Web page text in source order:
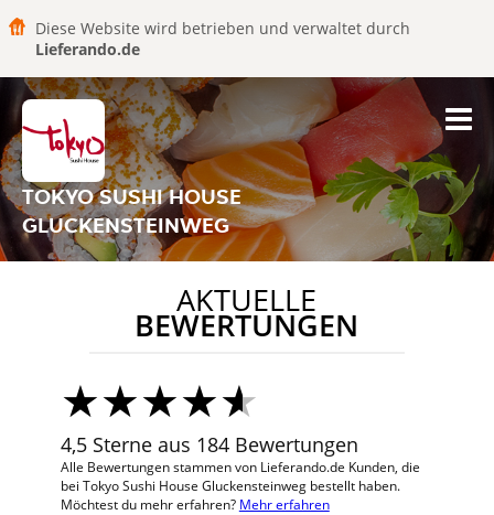
Diese Website wird betrieben und verwaltet durch
Lieferando.de
TOKYO SUSHI HOUSE
GLUCKENSTEINWEG
AKTUELLE
BEWERTUNGEN
4,5 Sterne aus 184 Bewertungen
Alle Bewertungen stammen von Lieferando.de Kunden, die
bei Tokyo Sushi House Gluckensteinweg bestellt haben.
Möchtest du mehr erfahren? Mehr erfahren